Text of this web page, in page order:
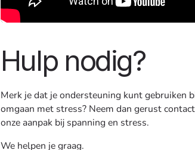
Hulp nodig?
Merk je dat je ondersteuning kunt gebruiken
omgaan met stress? Neem dan gerust
onze aanpak bij spanning en stress.
We helpen je graag.